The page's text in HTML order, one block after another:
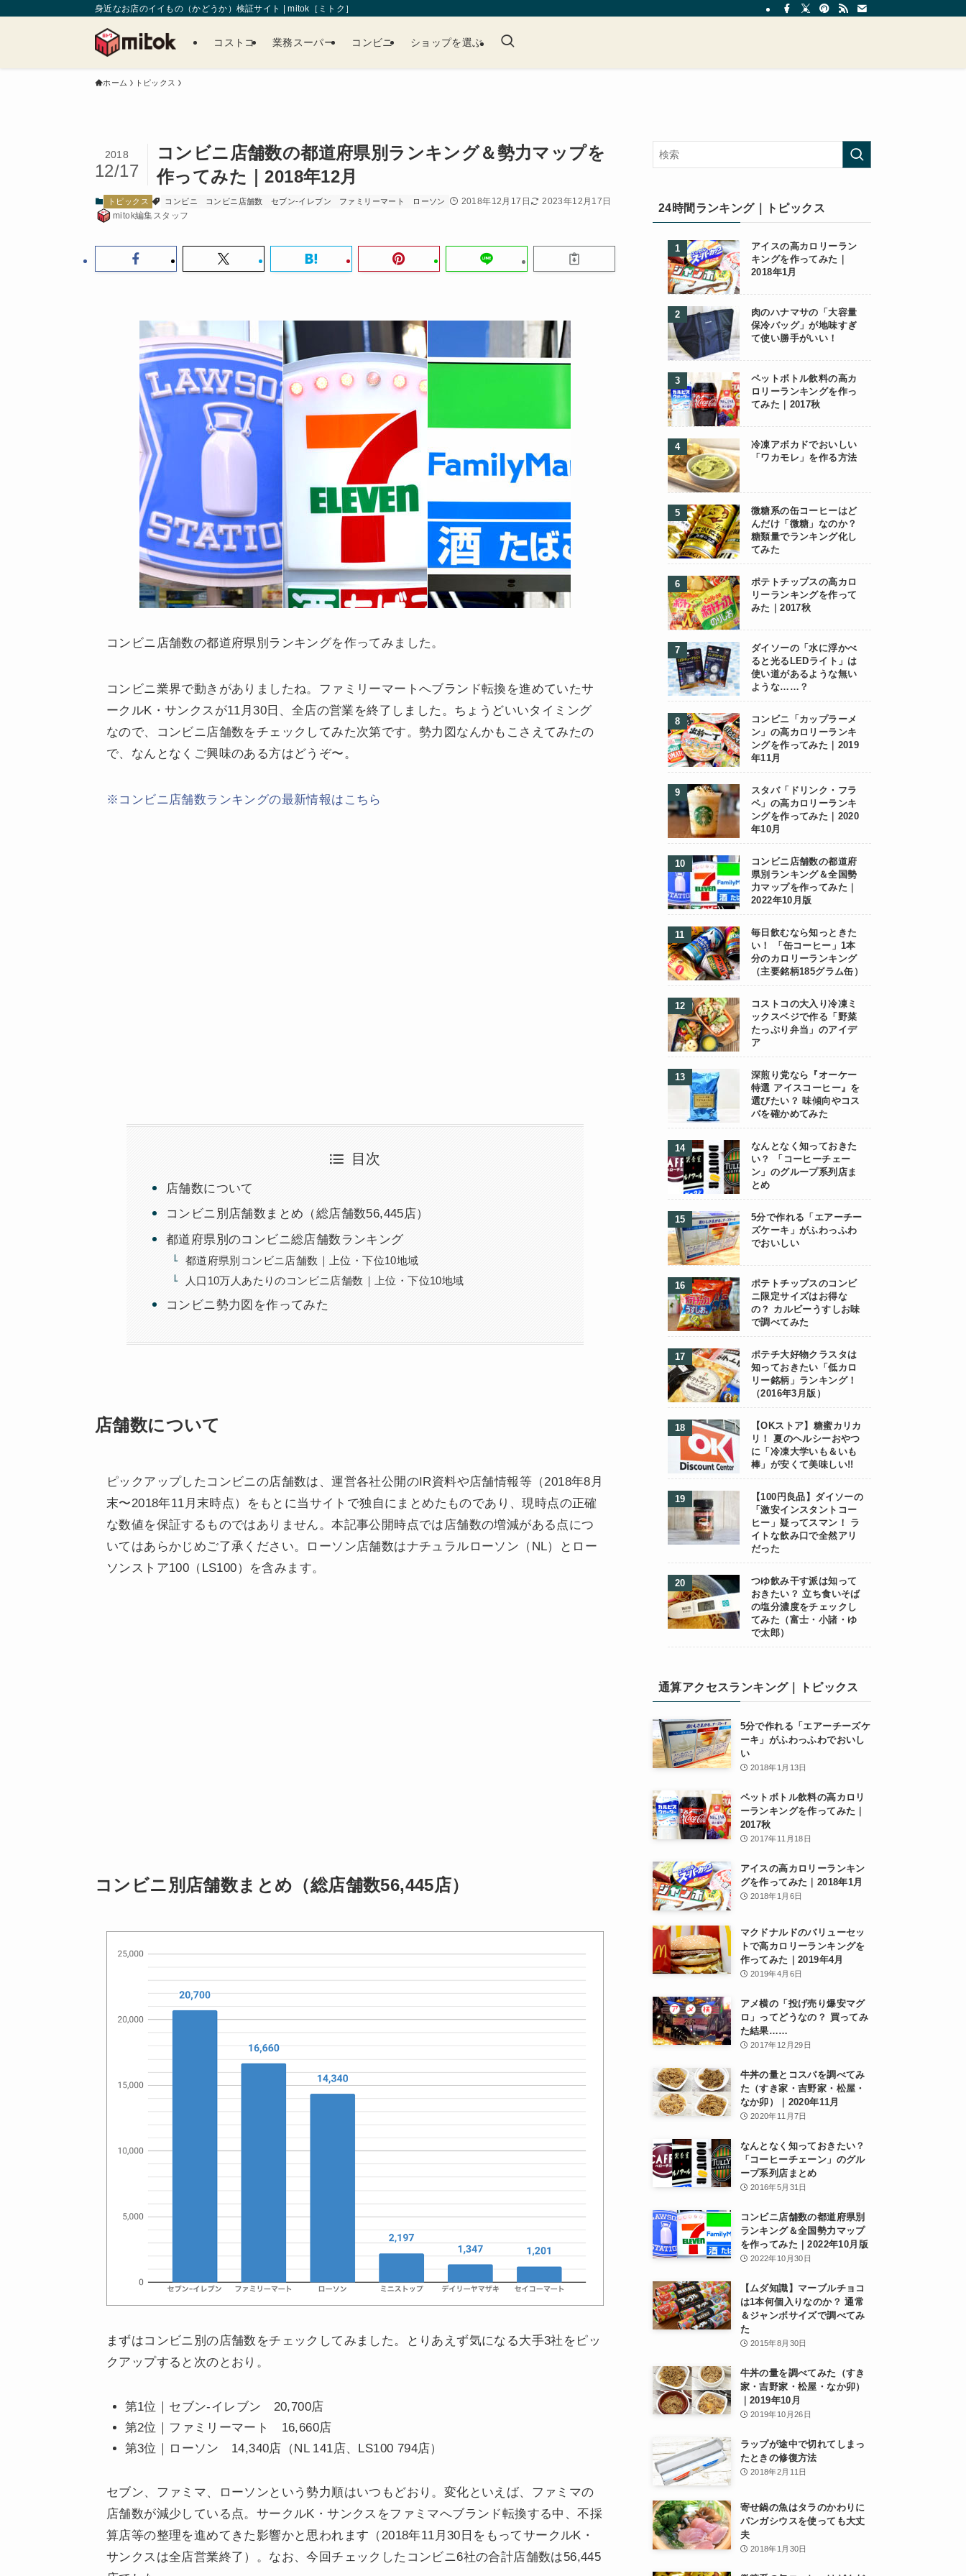
身近なお店のイイもの（かどうか）検証サイト | mitok［ミトク］
コストコ 業務スーパー コンビニ ショップを選ぶ
ホーム トピックス
コンビニ店舗数の都道府県別ランキング＆勢力マップを
作ってみた｜2018年12月
2018
12/17
トピックス コンビニ コンビニ店舗数 セブン-イレブン ファミリーマート ローソン 2018年12月17日
2023年12月17日
mitok編集スタッフ
コンビニ店舗数の都道府県別ランキングを作ってみました。
コンビニ業界で動きがありましたね。ファミリーマートへブランド転換を進めていたサ
ークルK・サンクスが11月30日、全店の営業を終了しました。ちょうどいいタイミング
なので、コンビニ店舗数をチェックしてみた次第です。勢力図なんかもこさえてみたの
で、なんとなくご興味のある方はどうぞ〜。
※コンビニ店舗数ランキングの最新情報はこちら
目次
店舗数について
コンビニ別店舗数まとめ（総店舗数56,445店）
都道府県別のコンビニ総店舗数ランキング
都道府県別コンビニ店舗数｜上位・下位10地域
人口10万人あたりのコンビニ店舗数｜上位・下位10地域
コンビニ勢力図を作ってみた
店舗数について
ピックアップしたコンビニの店舗数は、運営各社公開のIR資料や店舗情報等（2018年8月
末〜2018年11月末時点）をもとに当サイトで独自にまとめたものであり、現時点の正確
な数値を保証するものではありません。本記事公開時点では店舗数の増減がある点につ
いてはあらかじめご了承ください。ローソン店舗数はナチュラルローソン（NL）とロー
ソンストア100（LS100）を含みます。
コンビニ別店舗数まとめ（総店舗数56,445店）
まずはコンビニ別の店舗数をチェックしてみました。とりあえず気になる大手3社をピッ
クアップすると次のとおり。
第1位｜セブン-イレブン 20,700店
第2位｜ファミリーマート 16,660店
第3位｜ローソン 14,340店（NL 141店、LS100 794店）
セブン、ファミマ、ローソンという勢力順はいつもどおり。変化といえば、ファミマの
店舗数が減少している点。サークルK・サンクスをファミマへブランド転換する中、不採
算店等の整理を進めてきた影響かと思われます（2018年11月30日をもってサークルK・
サンクスは全店営業終了）。なお、今回チェックしたコンビニ6社の合計店舗数は56,445
24時間ランキング｜トピックス
アイスの高カロリーラン
キングを作ってみた｜
2018年1月
肉のハナマサの「大容量
保冷バッグ」が地味すぎ
て使い勝手がいい！
ペットボトル飲料の高カ
ロリーランキングを作っ
てみた｜2017秋
冷凍アボカドでおいしい
「ワカモレ」を作る方法
微糖系の缶コーヒーはど
んだけ「微糖」なのか？
糖類量でランキング化し
てみた
ポテトチップスの高カロ
リーランキングを作って
みた｜2017秋
ダイソーの「水に浮かべ
ると光るLEDライト」は
使い道があるような無い
ような……？
コンビニ「カップラーメ
ン」の高カロリーランキ
ングを作ってみた｜2019
年11月
スタバ「ドリンク・フラ
ペ」の高カロリーランキ
ングを作ってみた｜2020
年10月
コンビニ店舗数の都道府
県別ランキング＆全国勢
力マップを作ってみた｜
2022年10月版
毎日飲むなら知っときた
い！ 「缶コーヒー」1本
分のカロリーランキング
（主要銘柄185グラム缶）
コストコの大入り冷凍ミ
ックスベジで作る「野菜
たっぷり弁当」のアイデ
ア
深煎り党なら『オーケー
特選 アイスコーヒー』を
選びたい？ 味傾向やコス
パを確かめてみた
なんとなく知っておきた
い？ 「コーヒーチェー
ン」のグループ系列店ま
とめ
5分で作れる「エアーチー
ズケーキ」がふわっふわ
でおいしい
ポテトチップスのコンビ
ニ限定サイズはお得な
の？ カルビーうすしお味
で調べてみた
ポテチ大好物クラスタは
知っておきたい「低カロ
リー銘柄」ランキング！
（2016年3月版）
【OKストア】糖蜜カリカ
リ！ 夏のヘルシーおやつ
に「冷凍大学いも＆いも
棒」が安くて美味しい!!
【100円良品】ダイソーの
「激安インスタントコー
ヒー」疑ってスマン！ ラ
イトな飲み口で全然アリ
だった
つゆ飲み干す派は知って
おきたい？ 立ち食いそば
の塩分濃度をチェックし
てみた（富士・小諸・ゆ
で太郎）
通算アクセスランキング｜トピックス
5分で作れる「エアーチーズケ
ーキ」がふわっふわでおいし
い
2018年1月13日
ペットボトル飲料の高カロリ
ーランキングを作ってみた｜
2017秋
2017年11月18日
アイスの高カロリーランキン
グを作ってみた｜2018年1月
2018年1月6日
マクドナルドのバリューセッ
トで高カロリーランキングを
作ってみた｜2019年4月
2019年4月6日
アメ横の「投げ売り爆安マグ
ロ」ってどうなの？ 買ってみ
た結果……
2017年12月29日
牛丼の量とコスパを調べてみ
た（すき家・吉野家・松屋・
なか卯）｜2020年11月
2020年11月7日
なんとなく知っておきたい？
「コーヒーチェーン」のグル
ープ系列店まとめ
2016年5月31日
コンビニ店舗数の都道府県別
ランキング＆全国勢力マップ
を作ってみた｜2022年10月版
2022年10月30日
【ムダ知識】マーブルチョコ
は1本何個入りなのか？ 通常
＆ジャンボサイズで調べてみ
た
2015年8月30日
牛丼の量を調べてみた（すき
家・吉野家・松屋・なか卯）
｜2019年10月
2019年10月26日
ラップが途中で切れてしまっ
たときの修復方法
2018年2月11日
寄せ鍋の魚はタラのかわりに
パンガシウスを使っても大丈
夫
2018年1月30日